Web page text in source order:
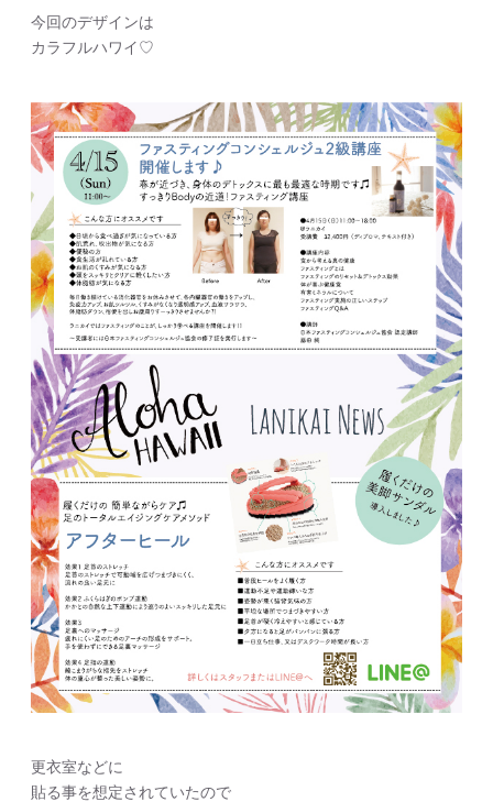
今回のデザインは
カラフルハワイ♡
更衣室などに
貼る事を想定されていたので